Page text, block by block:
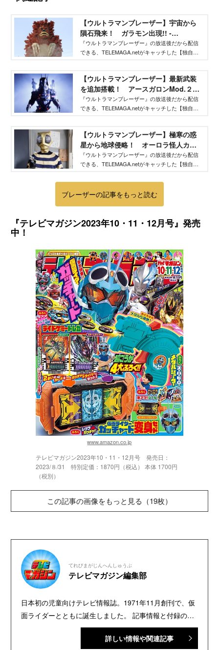
【ウルトラマンブレーザー】宇宙から
隕石飛来！ ガラモン出現!! -
TELEMAGA.net｜講談社
『ウルトラマンブレーザー』の放送後だから配信
できる、TELEMAGA.netがキャッチした【独自】
情報が満載です！
【ウルトラマンブレーザー】最新武装
を追加搭載！ アースガロンMod.２登
場!! - TELEMAGA.net｜講談社
『ウルトラマンブレーザー』の放送後だから配信
できる、TELEMAGA.netがキャッチした【独自】
情報が満載です！
【ウルトラマンブレーザー】極寒の惑
星から地球侵略！ オーロラ怪人カナ
ン星人 - TELEMAGA.net｜講談社
『ウルトラマンブレーザー』の放送後だから配信
できる、TELEMAGA.netがキャッチした【独自】
ではわからない、ウルトラマンや怪獣、宇宙人の
情報が満載です！
ブレーザーの記事をもっと読む
『テレビマガジン2023年10・11・12月号』発売
中！
www.amazon.co.jp
テレビマガジン2023年10・11・12月号 発売日：
2023/８/31 特別定価：1870円（税込） 本体 1700円
（税別）
この記事の画像をもっと見る（19枚）
てれびまがじんへんしゅうぶ
テレビマガジン編集部
日本初の児童向けテレビ情報誌。1971年11月創刊で、仮
面ライダーとともに誕生しました。 記事情報と付録の詳
細は、YouTubeの『テレビマガジン 公式動画チャンネ
ル』で配信中。講談社発行の幼年・児童・少年・少女向
詳しい情報や関連記事